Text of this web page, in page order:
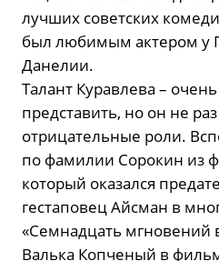
лучших советских
был любимым актером у
Данелии.
Талант Куравлева –
представить, но он не
отрицательные роли.
по фамилии Сорокин из
который оказался
гестаповец Айсман в
«Семнадцать мгновений
Валька Копченый в